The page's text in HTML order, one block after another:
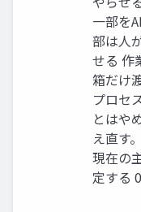
一部を
部は人
せる 作
箱だけ
プロセ
とはや
え直す
現在の
定する